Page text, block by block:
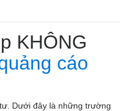
KHÔNG
cáo
Dưới đây là những trường